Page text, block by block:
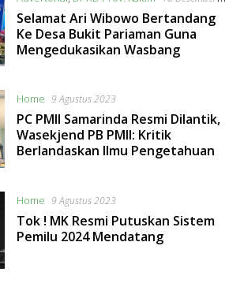
2023
Selamat Ari Wibowo Bertandang
Ke Desa Bukit Pariaman Guna
Mengedukasikan Wasbang
Home 9 Agustus 2023
PC PMII Samarinda Resmi Dilantik,
Wasekjend PB PMII: Kritik
Berlandaskan Ilmu Pengetahuan
Home 9 Agustus 2023
Tok ! MK Resmi Putuskan Sistem
Pemilu 2024 Mendatang